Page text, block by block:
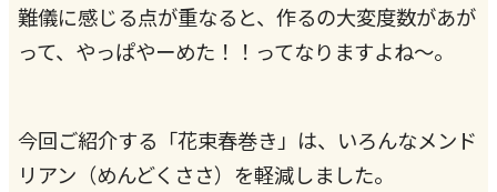
難儀に感じる点が重なると、作るの大変度数があが
って、やっぱやーめた！！ってなりますよね～。
今回ご紹介する「花束春巻き」は、いろんなメンド
リアン（めんどくささ）を軽減しました。